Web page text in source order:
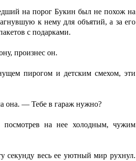
на порог Букин был не похож на
к нему для объятий, а за его
с подарками.
произнес он.
пирогом и детским смехом, эти
она. — Тебе в гараж нужно?
на нее холодным, чужим
секунду весь ее уютный мир рухнул.